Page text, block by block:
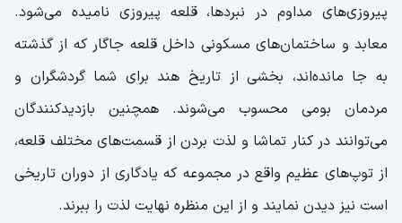
پیروزی‌های مداوم در نبرد‌ها، قلعه پیروزی نامیده می‌شود.
معابد و ساختمان‌های مسکونی داخل قلعه جاگار که از گذشته
به جا مانده‌اند، بخشی از تاریخ هند برای شما گردشگران و
مردمان بومی محسوب می‌شوند. همچنین بازدیدکنندگان
می‌توانند در کنار تماشا و لذت بردن از قسمت‌های مختلف قلعه،
از توپ‌های عظیم واقع در مجموعه که یادگاری از دوران تاریخی
است نیز دیدن نمایند و از این منظره نهایت لذت را ببرند.